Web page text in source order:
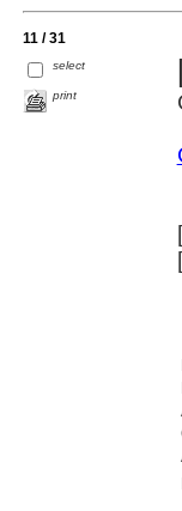
11 / 31
select
print